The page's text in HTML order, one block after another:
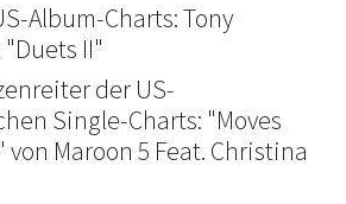
Album-Charts: Tony
II"
der US-
Single-Charts: "Moves
von Maroon 5 Feat. Christina